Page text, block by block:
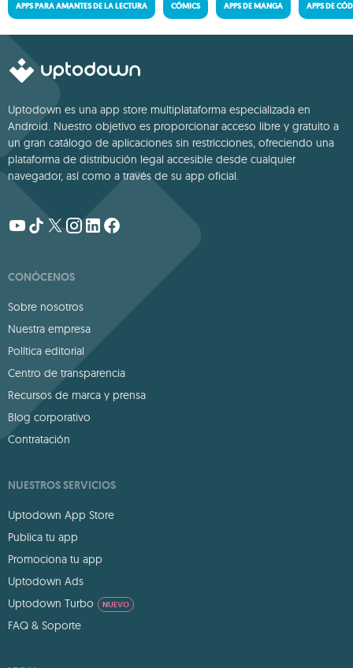
APPS PARA AMANTES DE LA LECTURA CÓMICS APPS DE MANGA APPS DE
Uptodown es una app store multiplataforma especializada en
Android. Nuestro objetivo es proporcionar acceso libre y gratuito a
un gran catálogo de aplicaciones sin restricciones, ofreciendo una
plataforma de distribución legal accesible desde cualquier
navegador, así como a través de su app oficial.
CONÓCENOS
Sobre nosotros
Nuestra empresa
Política editorial
Centro de transparencia
Recursos de marca y prensa
Blog corporativo
Contratación
NUESTROS SERVICIOS
Uptodown App Store
Publica tu app
Promociona tu app
Uptodown Ads
Uptodown Turbo
NUEVO
FAQ & Soporte